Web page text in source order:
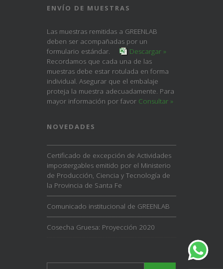
ENVÍO DE MUESTRAS
Las muestras remitidas a GREENLAB
deben ser acompañadas por un
formulario estándar.
Descargar »
Recordamos que cada una de las
muestras debe estar rotulada en forma
individual. Asegurar que el embalaje
proteja la muestra adecuadamente. Para
mayor información por favor Consultar »
NOVEDADES
Certificado de excepción de Actividades
impostergables emitido por el Ministerio
de Producción, Ciencia y Tecnología de
la Provincia de Santa Fe
Comunicado institucional de GREENLAB
Cosecha Gruesa: Proyección 2020